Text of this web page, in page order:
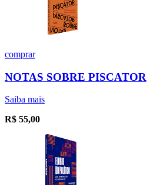
comprar
NOTAS SOBRE PISCATOR
Saiba mais
R$ 55,00